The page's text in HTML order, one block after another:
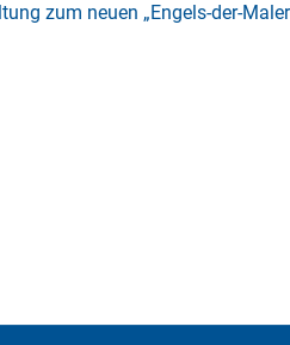
zum neuen „Engels-der-